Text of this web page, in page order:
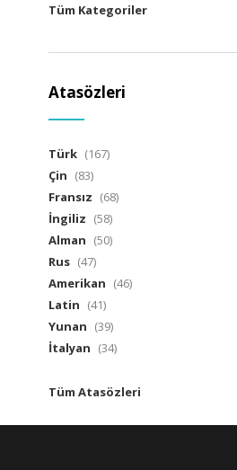
Tüm Kategoriler
Atasözleri
Türk (167)
Çin (83)
Fransız (68)
İngiliz (58)
Alman (50)
Rus (47)
Amerikan (46)
Latin (41)
Yunan (39)
İtalyan (34)
Tüm Atasözleri